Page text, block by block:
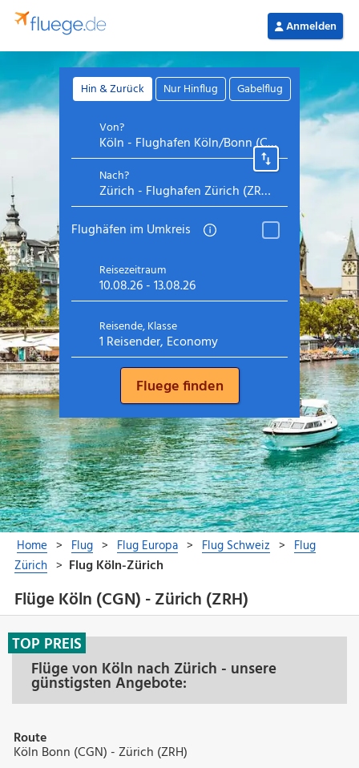
Flüge Köln (CGN) - Zürich (ZRH)
Flüge von Köln nach Zürich - unsere
günstigsten Angebote:
TOP PREIS
Route
Köln Bonn (CGN) - Zürich (ZRH)